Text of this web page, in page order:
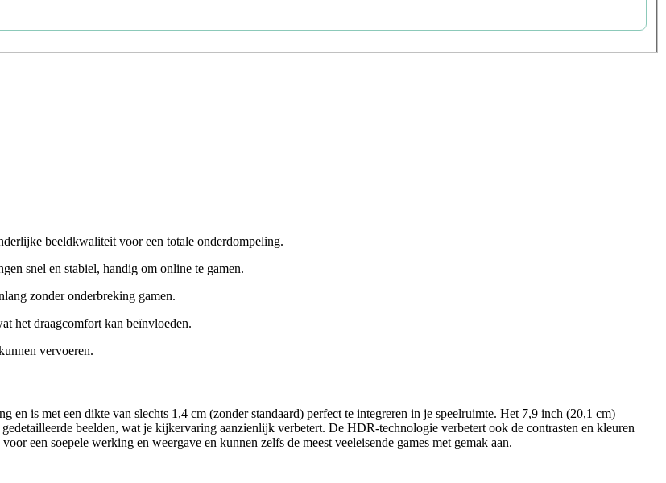
beeldkwaliteit voor een totale onderdompeling.
snel en stabiel, handig om online te gamen.
zonder onderbreking gamen.
het draagcomfort kan beïnvloeden.
vervoeren.
is met een dikte van slechts 1,4 cm (zonder standaard) perfect te integreren in je speelruimte. Het 7,9 inch (20,1 cm)
beelden, wat je kijkervaring aanzienlijk verbetert. De HDR-technologie verbetert ook de contrasten en kleuren
een soepele werking en weergave en kunnen zelfs de meest veeleisende games met gemak aan.